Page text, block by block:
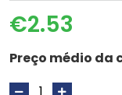
€2.53
Preço médio da